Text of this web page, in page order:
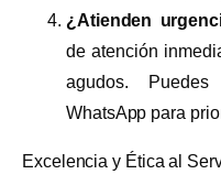
¿Atienden
de atención
agudos. Puedes
WhatsApp para
Excelencia y Ética al